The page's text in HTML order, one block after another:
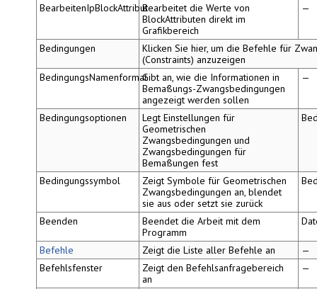
BearbeitenIpBlockAttributBearbeitet die Werte von
BlockAttributen direkt im
Grafikbereich
—
Bedingungen
Klicken Sie hier, um die Befehle für
(Constraints) anzuzeigen
BedingungsNamenformatGibt an, wie die Informationen in
Bemaßungs-Zwangsbedingungen
angezeigt werden sollen
—
Bedingungsoptionen
Legt Einstellungen für
Geometrischen
Zwangsbedingungen und
Zwangsbedingungen für
Bemaßungen fest
Bedingungssymbol
Zeigt Symbole für Geometrischen
Zwangsbedingungen an, blendet
sie aus oder setzt sie zurück
Beenden
Beendet die Arbeit mit dem
Programm
Befehle Zeigt die Liste aller Befehle an
—
Befehlsfenster
Zeigt den Befehlsanfragebereich
an
—